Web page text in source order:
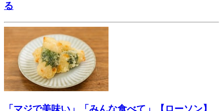
る
「マジで美味い」「みんな食べて」【ローソン】